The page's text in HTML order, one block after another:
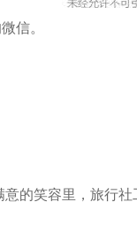
信。
的笑容里，旅行社